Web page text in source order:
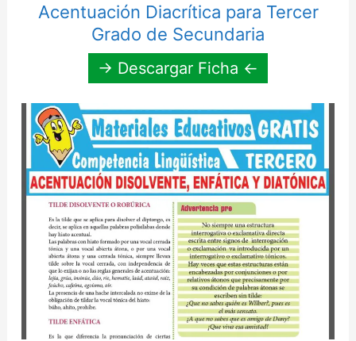
Acentuación Diacrítica para Tercer
Grado de Secundaria
→ Descargar Ficha ←